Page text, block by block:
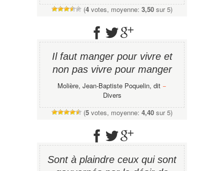
(4 votes, moyenne: 3,50 sur 5)
Il faut manger pour vivre et
non pas vivre pour manger
Molière, Jean-Baptiste Poquelin, dit −
Divers
(5 votes, moyenne: 4,40 sur 5)
Sont à plaindre ceux qui sont